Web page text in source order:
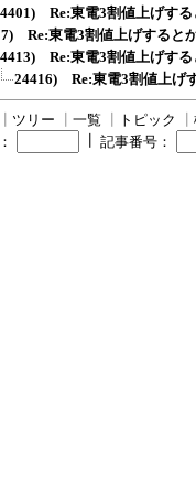
Re:東電3割値上げする
Re:東電3割値上げすると
Re:東電3割値上げする
24416) Re:東電3割値上げ
ツリー 一覧 トピック
記事番号：